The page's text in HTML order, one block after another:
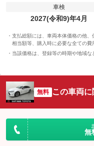
車検
2027(令和9)年4月
支払総額には、車両本体価格の他
相当額等、購入時に必要な全ての費
当該価格は、登録等の時期や地域な
無料 この車両
無